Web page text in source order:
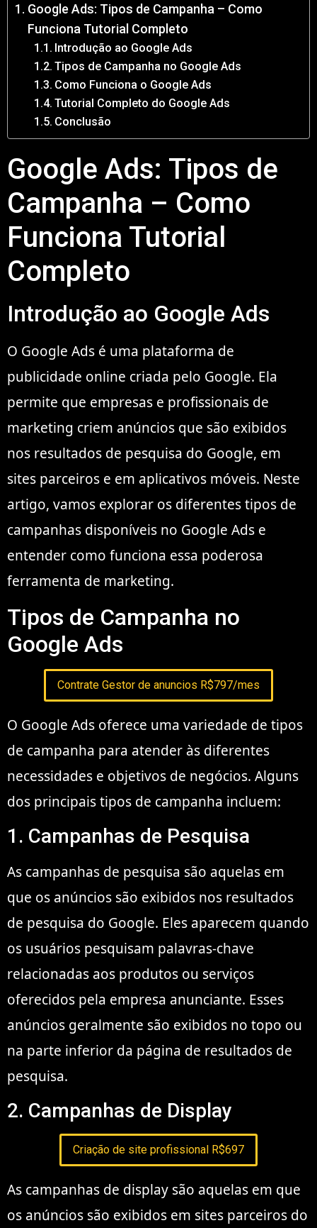
Google Ads: Tipos de Campanha – Como
Funciona Tutorial Completo
Introdução ao Google Ads
Tipos de Campanha no Google Ads
Como Funciona o Google Ads
Tutorial Completo do Google Ads
Conclusão
Google Ads: Tipos de
Campanha – Como
Funciona Tutorial
Completo
Introdução ao Google Ads
O Google Ads é uma plataforma de
publicidade online criada pelo Google. Ela
permite que empresas e profissionais de
marketing criem anúncios que são exibidos
nos resultados de pesquisa do Google, em
sites parceiros e em aplicativos móveis. Neste
artigo, vamos explorar os diferentes tipos de
campanhas disponíveis no Google Ads e
entender como funciona essa poderosa
ferramenta de marketing.
Tipos de Campanha no
Google Ads
Contrate Gestor de anuncios R$797/mes
O Google Ads oferece uma variedade de tipos
de campanha para atender às diferentes
necessidades e objetivos de negócios. Alguns
dos principais tipos de campanha incluem:
1. Campanhas de Pesquisa
As campanhas de pesquisa são aquelas em
que os anúncios são exibidos nos resultados
de pesquisa do Google. Eles aparecem quando
os usuários pesquisam palavras-chave
relacionadas aos produtos ou serviços
oferecidos pela empresa anunciante. Esses
anúncios geralmente são exibidos no topo ou
na parte inferior da página de resultados de
pesquisa.
2. Campanhas de Display
Criação de site profissional R$697
As campanhas de display são aquelas em que
os anúncios são exibidos em sites parceiros do